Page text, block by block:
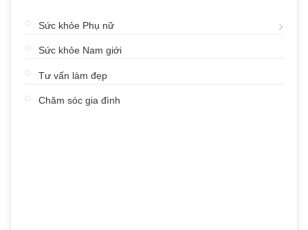
Sức khỏe Phụ nữ
Sức khỏe Nam giới
Tư vấn làm đẹp
Chăm sóc gia đình